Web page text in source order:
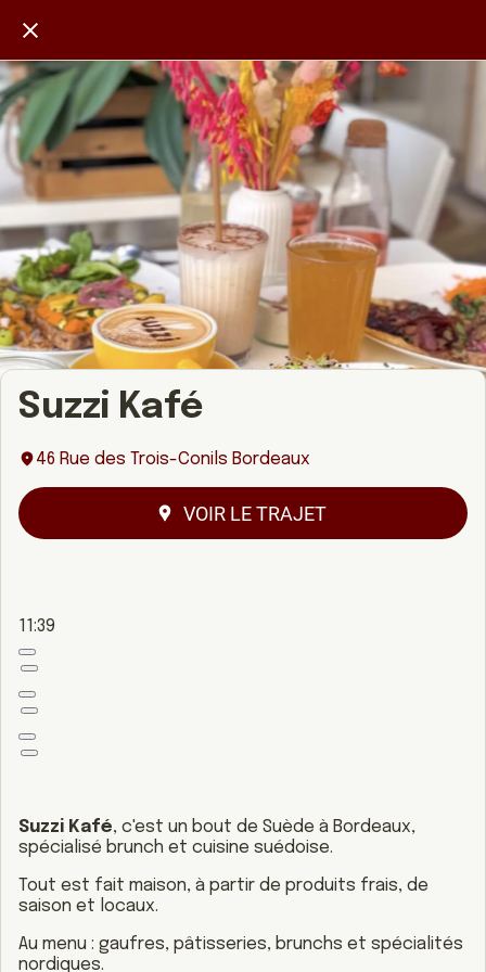
Suzzi Kafé
46 Rue des Trois-Conils Bordeaux
VOIR LE TRAJET
11:39
Suzzi Kafé, c'est un bout de Suède à Bordeaux,
spécialisé brunch et cuisine suédoise.
Tout est fait maison, à partir de produits frais, de
saison et locaux.
Au menu : gaufres, pâtisseries, brunchs et spécialités
nordiques.